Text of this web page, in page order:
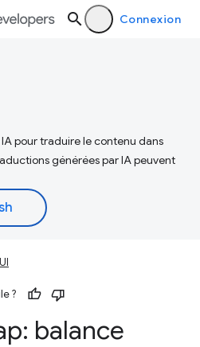
Connexion
pour traduire le contenu dans
générées par IA peuvent
?
balance